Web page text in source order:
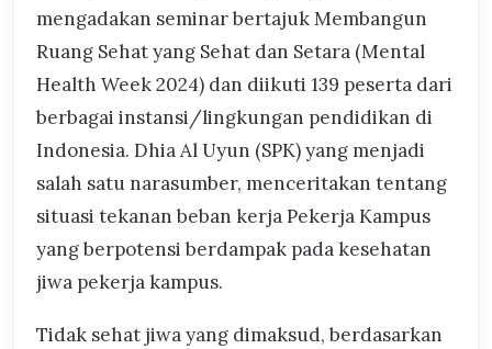
mengadakan seminar bertajuk Membangun
Ruang Sehat yang Sehat dan Setara (Mental
Health Week 2024) dan diikuti 139 peserta dari
berbagai instansi/lingkungan pendidikan di
Indonesia. Dhia Al Uyun (SPK) yang menjadi
salah satu narasumber, menceritakan tentang
situasi tekanan beban kerja Pekerja Kampus
yang berpotensi berdampak pada kesehatan
jiwa pekerja kampus.
Tidak sehat jiwa yang dimaksud, berdasarkan